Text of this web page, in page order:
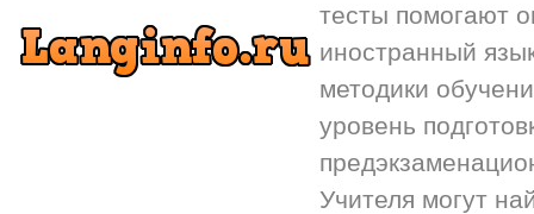
тесты помогают
иностранный
методики
уровень
Учителя могут